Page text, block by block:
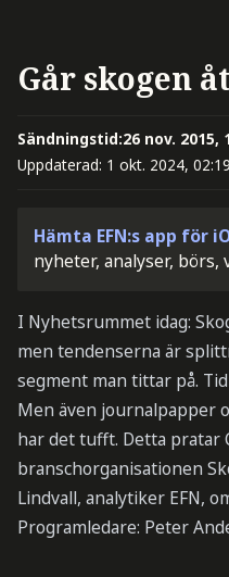
Går skogen
Sändningstid:26 nov. 2015,
Uppdaterad: 1 okt. 2024, 02:19
Hämta EFN:s app för
nyheter, analyser, börs,
I Nyhetsrummet idag:
men tendenserna är
segment man tittar på.
Men även journalpapper
har det tufft. Detta pratar
branschorganisationen
Lindvall, analytiker EFN,
Programledare: Peter